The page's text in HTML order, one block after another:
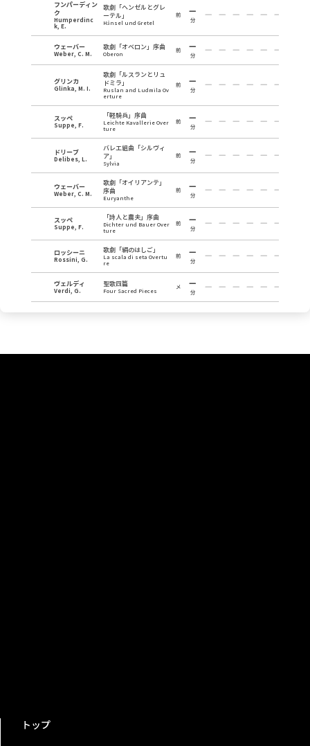
フンパーディン
ク
Humperdinc
k, E.
歌劇「ヘンゼルとグレ
ーテル」
Hänsel und Gretel
前
分
ウェーバー
Weber, C. M.
歌劇「オベロン」序曲
Oberon
前
分
グリンカ
Glinka, M. I.
歌劇「ルスランとリュ
ドミラ」
Ruslan and Ludmila Ov
erture
前
分
スッペ
Suppe, F.
「軽騎兵」序曲
Leichte Kavallerie Over
ture
前
分
ドリーブ
Delibes, L.
バレエ組曲「シルヴィ
ア」
Sylvia
前
分
ウェーバー
Weber, C. M.
歌劇「オイリアンテ」
序曲
Euryanthe
前
分
スッペ
Suppe, F.
「詩人と農夫」序曲
Dichter und Bauer Over
ture
前
分
ロッシーニ
Rossini, G.
歌劇「絹のはしご」
La scala di seta Overtu
re
前
分
ヴェルディ
Verdi, G.
聖歌四篇
Four Sacred Pieces
メ
分
トップ